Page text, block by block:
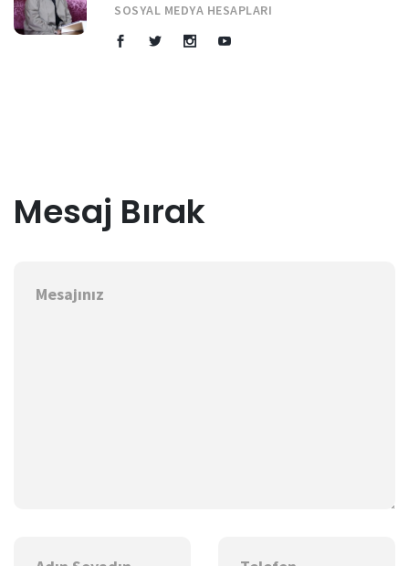
SOSYAL MEDYA HESAPLARI
Mesaj Bırak